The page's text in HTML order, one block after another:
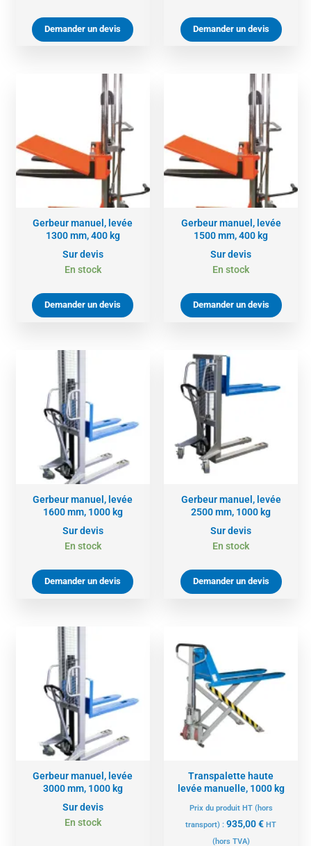
Demander un devis Demander un devis
Gerbeur manuel, levée
1300 mm, 400 kg
Sur devis
En stock
Demander un devis
Gerbeur manuel, levée
1500 mm, 400 kg
Sur devis
En stock
Demander un devis
Gerbeur manuel, levée
1600 mm, 1000 kg
Sur devis
En stock
Demander un devis
Gerbeur manuel, levée
2500 mm, 1000 kg
Sur devis
En stock
Demander un devis
Gerbeur manuel, levée
3000 mm, 1000 kg
Sur devis
En stock
Transpalette haute
levée manuelle, 1000 kg
Prix du produit HT (hors
transport) :935,00€ HT
(hors TVA)